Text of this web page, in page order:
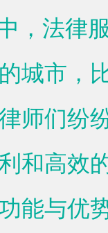
，法律
城市，
师们纷
和高效
能与优